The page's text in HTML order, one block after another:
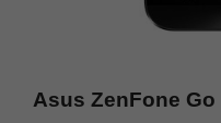
Asus ZenFone Go